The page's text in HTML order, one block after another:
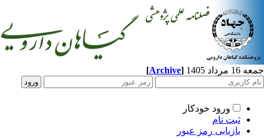
1405
[Archive]
ورود خودکار
ثبت نام
بازیابی رمز عبور